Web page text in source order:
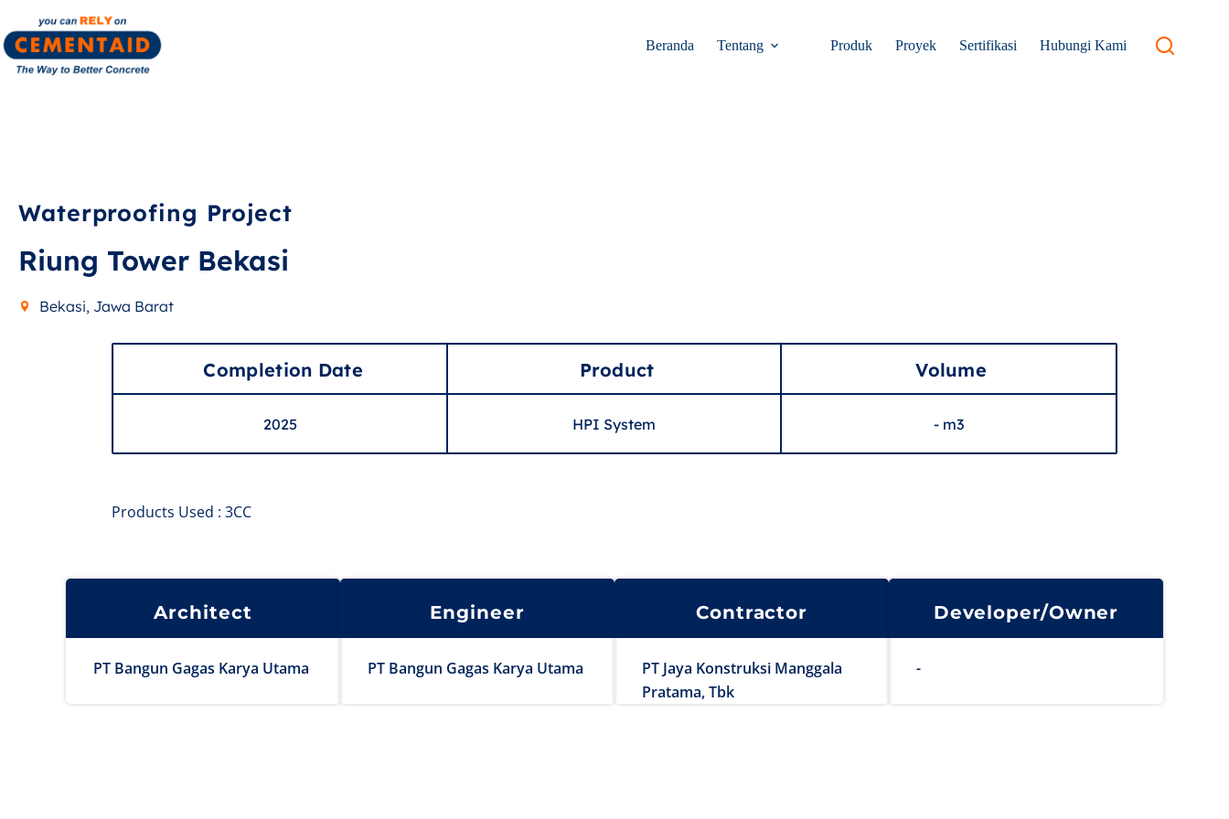
Beranda Tentang Produk Proyek Sertifikasi Hubungi Kami
Waterproofing Project
Riung Tower Bekasi
Bekasi, Jawa Barat
Completion Date Product Volume
2025 HPI System - m3
Products Used : 3CC
Architect
PT Bangun Gagas Karya Utama
Engineer
PT Bangun Gagas Karya Utama
Contractor
PT Jaya Konstruksi Manggala
Pratama, Tbk
Developer/Owner
-